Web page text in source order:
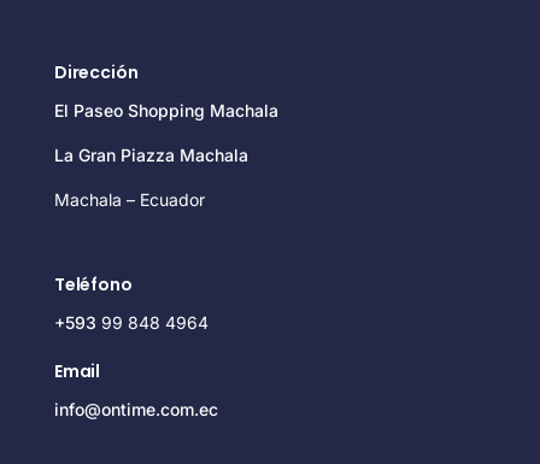
Dirección
El Paseo Shopping Machala
La Gran Piazza Machala
Machala – Ecuador
Teléfono
+593 99 848 4964
Email
info@ontime.com.ec